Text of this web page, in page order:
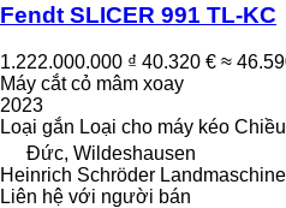
Fendt SLICER 991 TL-KC
1.222.000.000 ₫ 40.320 € ≈
Máy cắt cỏ mâm xoay
2023
Loại gắn Loại cho máy kéo
Đức, Wildeshausen
Heinrich Schröder
Liên hệ với người bán